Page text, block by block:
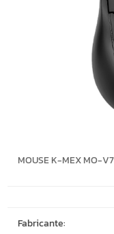
MOUSE K-MEX MO-
Fabricante: